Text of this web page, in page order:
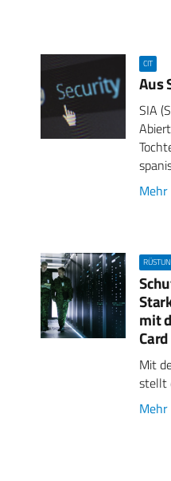
CIT
Aus
SIA
Mehr
mit
Card
Mit
stellt
Mehr